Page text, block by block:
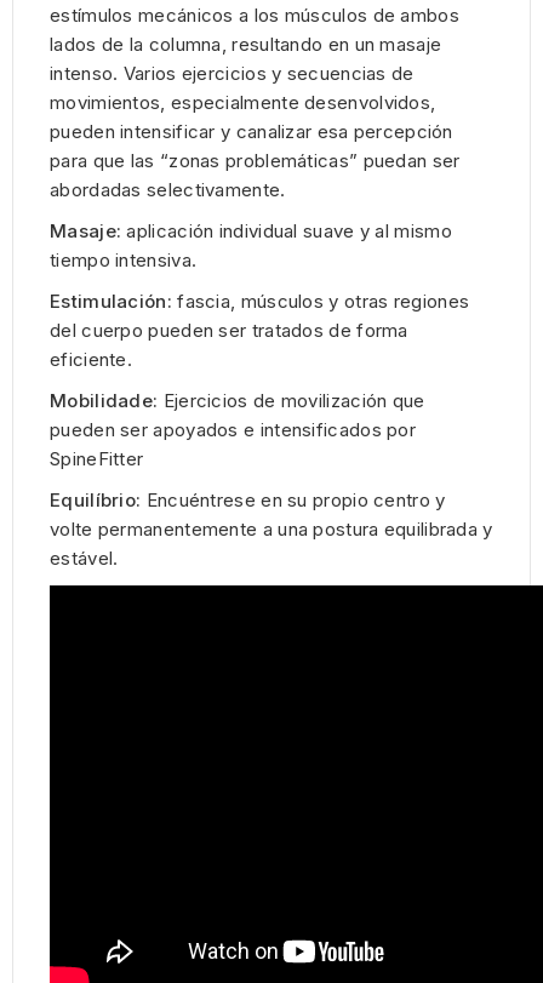
estímulos mecánicos a los músculos de ambos
lados de la columna, resultando en un masaje
intenso. Varios ejercicios y secuencias de
movimientos, especialmente desenvolvidos,
pueden intensificar y canalizar esa percepción
para que las “zonas problemáticas” puedan ser
abordadas selectivamente.
Masaje: aplicación individual suave y al mismo
tiempo intensiva.
Estimulación: fascia, músculos y otras regiones
del cuerpo pueden ser tratados de forma
eficiente.
Mobilidade: Ejercicios de movilización que
pueden ser apoyados e intensificados por
SpineFitter
Equilíbrio: Encuéntrese en su propio centro y
volte permanentemente a una postura equilibrada y
estável.